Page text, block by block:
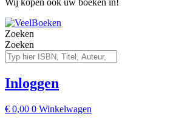
Wij kopen ook uw boeken in!
Zoeken
Zoeken
Inloggen
€ 0,00 0 Winkelwagen